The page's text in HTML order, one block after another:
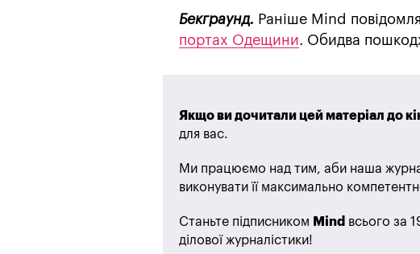
Бекграунд. Раніше Mind
портах Одещини. Обидва
Якщо ви дочитали цей матеріал до
для вас.
Ми працюємо над тим, аби наша
виконувати її максимально
Станьте підписником Mind всього за
ділової журналістики!